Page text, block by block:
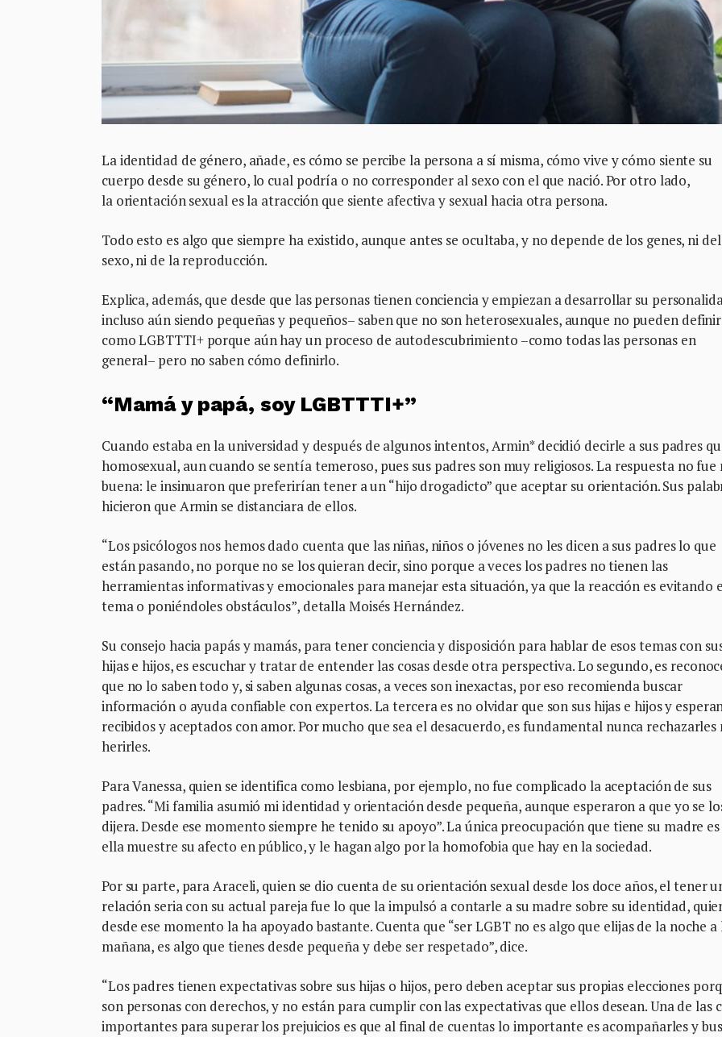
La identidad de género, añade, es cómo se percibe la persona a sí misma, cómo vive y cómo siente su
cuerpo desde su género, lo cual podría o no corresponder al sexo con el que nació. Por otro lado,
la orientación sexual es la atracción que siente afectiva y sexual hacia otra persona.
Todo esto es algo que siempre ha existido, aunque antes se ocultaba, y no depende de los genes, ni del
sexo, ni de la reproducción.
Explica, además, que desde que las personas tienen conciencia y empiezan a desarrollar su
incluso aún siendo pequeñas y pequeños– saben que no son heterosexuales, aunque no pueden
como LGBTTTI+ porque aún hay un proceso de autodescubrimiento –como todas las personas en
general– pero no saben cómo definirlo.
“Mamá y papá, soy LGBTTTI+”
Cuando estaba en la universidad y después de algunos intentos, Armin* decidió decirle a sus padres
homosexual, aun cuando se sentía temeroso, pues sus padres son muy religiosos. La respuesta no fue
buena: le insinuaron que preferirían tener a un “hijo drogadicto” que aceptar su orientación. Sus
hicieron que Armin se distanciara de ellos.
“Los psicólogos nos hemos dado cuenta que las niñas, niños o jóvenes no les dicen a sus padres lo que
están pasando, no porque no se los quieran decir, sino porque a veces los padres no tienen las
herramientas informativas y emocionales para manejar esta situación, ya que la reacción es evitando
tema o poniéndoles obstáculos”, detalla Moisés Hernández.
Su consejo hacia papás y mamás, para tener conciencia y disposición para hablar de esos temas con
hijas e hijos, es escuchar y tratar de entender las cosas desde otra perspectiva. Lo segundo, es
que no lo saben todo y, si saben algunas cosas, a veces son inexactas, por eso recomienda buscar
información o ayuda confiable con expertos. La tercera es no olvidar que son sus hijas e hijos y
recibidos y aceptados con amor. Por mucho que sea el desacuerdo, es fundamental nunca rechazarles
herirles.
Para Vanessa, quien se identifica como lesbiana, por ejemplo, no fue complicado la aceptación de sus
padres. “Mi familia asumió mi identidad y orientación desde pequeña, aunque esperaron a que yo se
dijera. Desde ese momento siempre he tenido su apoyo”. La única preocupación que tiene su madre
ella muestre su afecto en público, y le hagan algo por la homofobia que hay en la sociedad.
Por su parte, para Araceli, quien se dio cuenta de su orientación sexual desde los doce años, el tener
relación seria con su actual pareja fue lo que la impulsó a contarle a su madre sobre su identidad,
desde ese momento la ha apoyado bastante. Cuenta que “ser LGBT no es algo que elijas de la noche a
mañana, es algo que tienes desde pequeña y debe ser respetado”, dice.
“Los padres tienen expectativas sobre sus hijas o hijos, pero deben aceptar sus propias elecciones
son personas con derechos, y no están para cumplir con las expectativas que ellos desean. Una de las
importantes para superar los prejuicios es que al final de cuentas lo importante es acompañarles y